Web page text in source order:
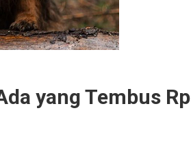
yang Tembus Rp